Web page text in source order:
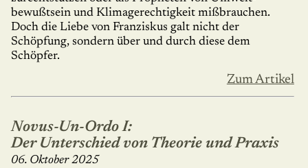
bewußtsein und Klima­gerech­tigkeit mißbrauchen.
Doch die Liebe von Franziskus galt nicht der
Schöpfung, sondern über und durch diese dem
Schöpfer.
Zum Artikel
Novus-Un-Ordo I:
Der Unterschied von Theorie und Praxis
06. Oktober 2025